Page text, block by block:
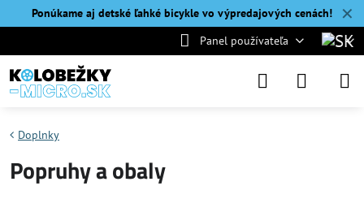
✕
Ponúkame aj detské ľahké bicykle vo výpredajových cenách!
Panel používateľa
Doplnky
Popruhy a obaly